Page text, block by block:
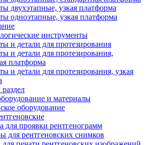
двухэтапные, узкая платформа
одноэтапные, узкая платформа
инструменты
и детали для протезирования
и детали для протезирования,
платформа
и детали для протезирования, узкая
и материалы
оборудование
для проявки рентгенограмм
для рентгеновских снимков